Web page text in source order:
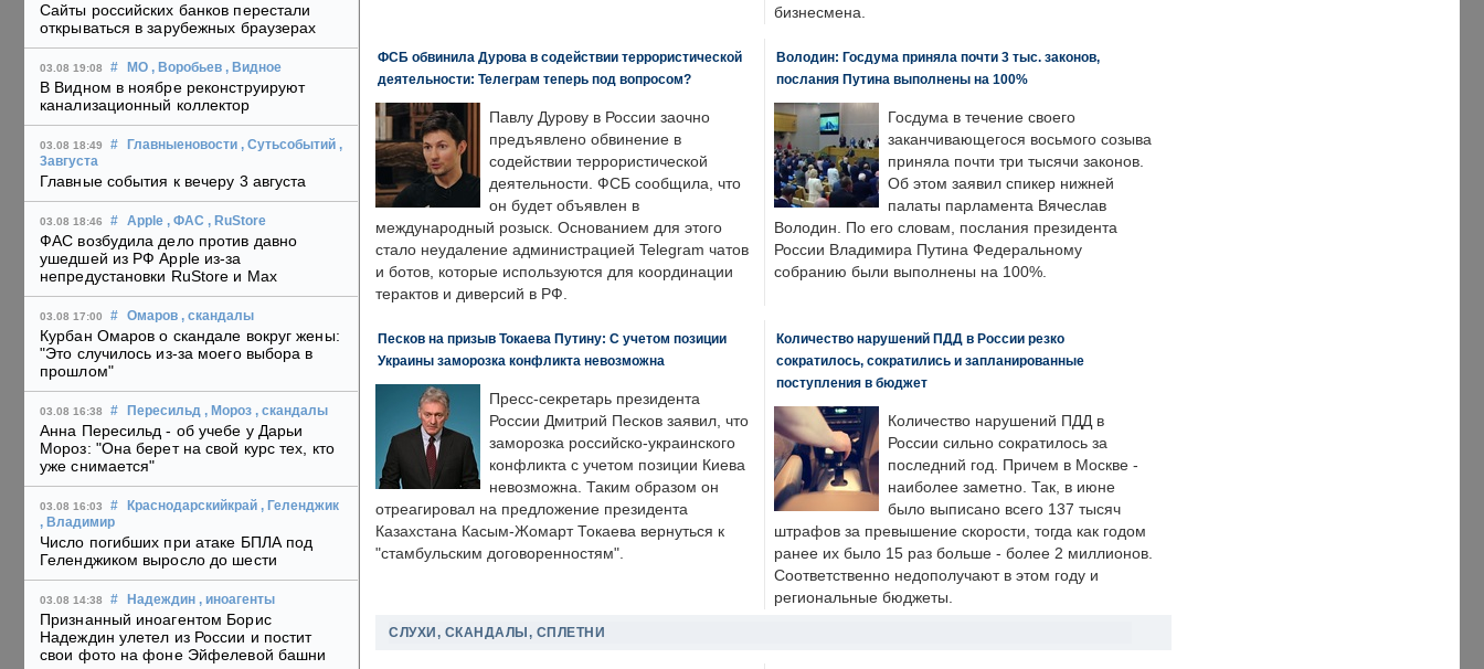
Сайты российских банков перестали
открываться в зарубежных браузерах
03.08 19:08 # МО , Воробьев , Видное
В Видном в ноябре реконструируют
канализационный коллектор
03.08 18:49 # Главныеновости , Сутьсобытий ,
3августа
Главные события к вечеру 3 августа
03.08 18:46 # Apple , ФАС , RuStore
ФАС возбудила дело против давно
ушедшей из РФ Apple из-за
непредустановки RuStore и Max
03.08 17:00 # Омаров , скандалы
Курбан Омаров о скандале вокруг жены:
"Это случилось из-за моего выбора в
прошлом"
03.08 16:38 # Пересильд , Мороз , скандалы
Анна Пересильд - об учебе у Дарьи
Мороз: "Она берет на свой курс тех, кто
уже снимается"
03.08 16:03 # Краснодарскийкрай , Геленджик
, Владимир
Число погибших при атаке БПЛА под
Геленджиком выросло до шести
03.08 14:38 # Надеждин , иноагенты
Признанный иноагентом Борис
Надеждин улетел из России и постит
свои фото на фоне Эйфелевой башни
бизнесмена.
ФСБ обвинила Дурова в содействии террористической
деятельности: Телеграм теперь под вопросом?
Павлу Дурову в России заочно
предъявлено обвинение в
содействии террористической
деятельности. ФСБ сообщила, что
он будет объявлен в
международный розыск. Основанием для этого
стало неудаление администрацией Telegram чатов
и ботов, которые используются для координации
терактов и диверсий в РФ.
Володин: Госдума приняла почти 3 тыс. законов,
послания Путина выполнены на 100%
Госдума в течение своего
заканчивающегося восьмого созыва
приняла почти три тысячи законов.
Об этом заявил спикер нижней
палаты парламента Вячеслав
Володин. По его словам, послания президента
России Владимира Путина Федеральному
собранию были выполнены на 100%.
Песков на призыв Токаева Путину: С учетом позиции
Украины заморозка конфликта невозможна
Пресс-секретарь президента
России Дмитрий Песков заявил, что
заморозка российско-украинского
конфликта с учетом позиции Киева
невозможна. Таким образом он
отреагировал на предложение президента
Казахстана Касым-Жомарт Токаева вернуться к
"стамбульским договоренностям".
Количество нарушений ПДД в России резко
сократилось, сократились и запланированные
поступления в бюджет
Количество нарушений ПДД в
России сильно сократилось за
последний год. Причем в Москве -
наиболее заметно. Так, в июне
было выписано всего 137 тысяч
штрафов за превышение скорости, тогда как годом
ранее их было 15 раз больше - более 2 миллионов.
Соответственно недополучают в этом году и
региональные бюджеты.
СЛУХИ, СКАНДАЛЫ, СПЛЕТНИ